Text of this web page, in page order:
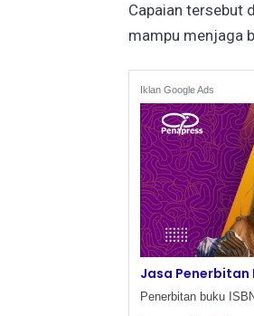
Capaian tersebut
mampu menjaga
Iklan Google Ads
Jasa Penerbitan
Penerbitan buku